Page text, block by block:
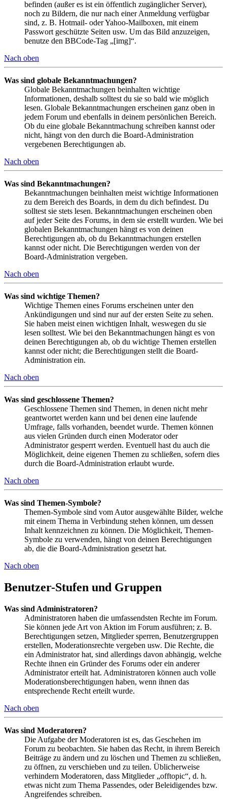
befinden (außer es ist ein öffentlich zugänglicher Server),
noch zu Bildern, die nur nach einer Anmeldung verfügbar
sind, z. B. Hotmail- oder Yahoo-Mailboxen, mit einem
Passwort geschützte Seiten usw. Um das Bild anzuzeigen,
benutze den BBCode-Tag „[img]“.
Nach oben
Was sind globale Bekanntmachungen?
Globale Bekanntmachungen beinhalten wichtige
Informationen, deshalb solltest du sie so bald wie möglich
lesen. Globale Bekanntmachungen erscheinen ganz oben in
jedem Forum und ebenfalls in deinem persönlichen Bereich.
Ob du eine globale Bekanntmachung schreiben kannst oder
nicht, hängt von den durch die Board-Administration
vergebenen Berechtigungen ab.
Nach oben
Was sind Bekanntmachungen?
Bekanntmachungen beinhalten meist wichtige Informationen
zu dem Bereich des Boards, in dem du dich befindest. Du
solltest sie stets lesen. Bekanntmachungen erscheinen oben
auf jeder Seite des Forums, in dem sie erstellt wurden. Wie bei
globalen Bekanntmachungen hängt es von deinen
Berechtigungen ab, ob du Bekanntmachungen erstellen
kannst oder nicht. Die Berechtigungen werden von der
Board-Administration vergeben.
Nach oben
Was sind wichtige Themen?
Wichtige Themen eines Forums erscheinen unter den
Ankündigungen und sind nur auf der ersten Seite zu sehen.
Sie haben meist einen wichtigen Inhalt, weswegen du sie
lesen solltest. Wie bei den Bekanntmachungen hängt es von
deinen Berechtigungen ab, ob du wichtige Themen erstellen
kannst oder nicht; die Berechtigungen stellt die Board-
Administration ein.
Nach oben
Was sind geschlossene Themen?
Geschlossene Themen sind Themen, in denen nicht mehr
geantwortet werden kann und bei denen eine laufende
Umfrage, falls vorhanden, beendet wurde. Themen können
aus vielen Gründen durch einen Moderator oder
Administrator gesperrt werden. Eventuell hast du auch die
Möglichkeit, deine eigenen Themen zu schließen, sofern dies
durch die Board-Administration erlaubt wurde.
Nach oben
Was sind Themen-Symbole?
Themen-Symbole sind vom Autor ausgewählte Bilder, welche
mit einem Thema in Verbindung stehen können, um dessen
Inhalt kennzeichnen zu können. Die Möglichkeit, Themen-
Symbole zu verwenden, hängt von deinen Berechtigungen
ab, die die Board-Administration gesetzt hat.
Nach oben
Benutzer-Stufen und Gruppen
Was sind Administratoren?
Administratoren haben die umfassendsten Rechte im Forum.
Sie können jede Art von Aktion im Forum ausführen; z. B.
Berechtigungen setzen, Mitglieder sperren, Benutzergruppen
erstellen, Moderationsrechte vergeben usw. Die Rechte, die
ein Administrator hat, sind allerdings davon abhängig, welche
Rechte ihnen ein Gründer des Forums oder ein anderer
Administrator erteilt hat. Administratoren können auch volle
Moderationsberechtigungen haben, wenn ihnen das
entsprechende Recht erteilt wurde.
Nach oben
Was sind Moderatoren?
Die Aufgabe der Moderatoren ist es, das Geschehen im
Forum zu beobachten. Sie haben das Recht, in ihrem Bereich
Beiträge zu ändern und zu löschen und Themen zu schließen,
zu öffnen, zu verschieben und zu teilen. Üblicherweise
verhindern Moderatoren, dass Mitglieder „offtopic“, d. h.
etwas nicht zum Thema Passendes, oder Beleidigendes bzw.
Angreifendes schreiben.